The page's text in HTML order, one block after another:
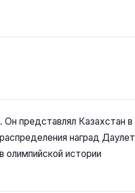
Он представлял Казахстан в
наград Даулет
истории